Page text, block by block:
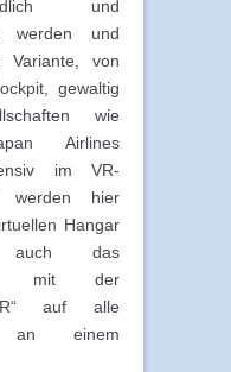
und
werden und
von
gewaltig
wie
Airlines
im VR-
hier
Hangar
auch das
mit der
auf alle
an einem